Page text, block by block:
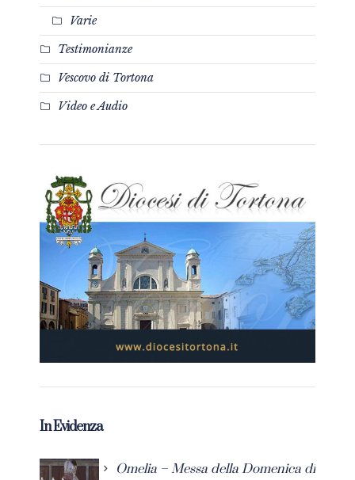
Varie
Testimonianze
Vescovo di Tortona
Video e Audio
In Evidenza
Omelia – Messa della Domenica di